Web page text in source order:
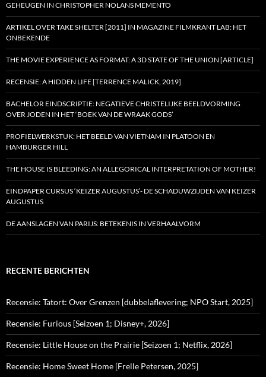
GEHEUGEN IN CHRISTOPHER NOLANS MEMENTO
ARTIKEL OVER TAKE SHELTER [2011] IN MAGAZINE FILMKRANT LAB: HET
ONBEKENDE
THE MOVIE EXPERIENCE AS FORMAT: A 3D STATE OF THE UNION [ARTICLE]
RECENSIE: A HIDDEN LIFE [TERRENCE MALICK, 2019]
BACHELOR EINDSCRIPTIE: NEGATIEVE CHRISTELIJKE BEELDVORMING
OVER JODEN IN HET ‘BOEK VAN DE WRAAK GODS’
PROFIELWERKSTUK: HET BEELD VAN VIETNAM IN PLATOON EN
HAMBURGER HILL
THE HOUSE IS BLEEDING: AN ALLEGORICAL INTERPRETATION OF MOTHER!
EINDPAPER CURSUS ‘KEIZER AUGUSTUS’- DE SCHADUWZIJDEN VAN KEIZER
AUGUSTUS
DE AANSLAGEN VAN PARIJS: BETEKENIS IN VERHAALVORM
RECENTE BERICHTEN
Recensie: Tatort: Over Grenzen [dubbelaflevering; NPO Start, 2025]
Recensie: Furious [Seizoen 1; Disney+, 2026]
Recensie: Little House on the Prairie [Seizoen 1; Netflix, 2026]
Recensie: Home Sweet Home [Frelle Petersen, 2025]